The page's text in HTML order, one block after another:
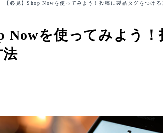
【必見】Shop Nowを使ってみよう！投稿に製品タグをつける
Nowを使ってみよう
法